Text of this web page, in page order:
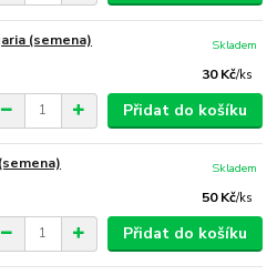
(semena)
30 Kč/ks
Skladem
Přidat do košíku
50 Kč/ks
Skladem
Přidat do košíku